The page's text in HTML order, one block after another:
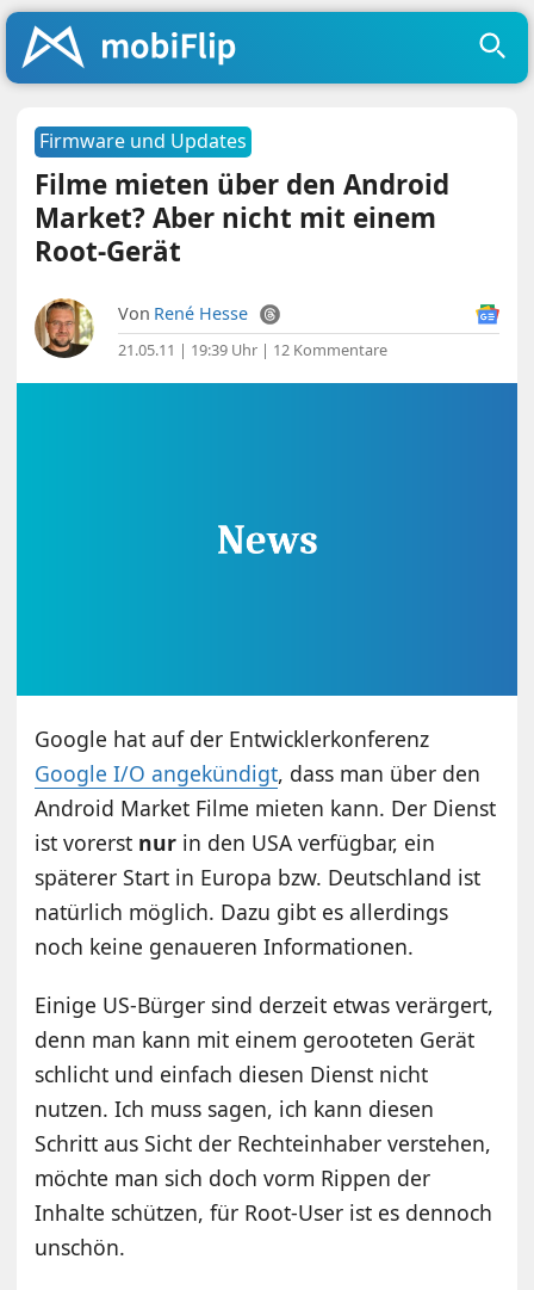
Firmware und Updates
Filme mieten über den Android
Market? Aber nicht mit einem
Root-Gerät
Von René Hesse
21.05.11 | 19:39 Uhr | 12 Kommentare
Google hat auf der Entwicklerkonferenz
Google I/O angekündigt, dass man über den
Android Market Filme mieten kann. Der Dienst
ist vorerst nur in den USA verfügbar, ein
späterer Start in Europa bzw. Deutschland ist
natürlich möglich. Dazu gibt es allerdings
noch keine genaueren Informationen.
Einige US-Bürger sind derzeit etwas verärgert,
denn man kann mit einem gerooteten Gerät
schlicht und einfach diesen Dienst nicht
nutzen. Ich muss sagen, ich kann diesen
Schritt aus Sicht der Rechteinhaber verstehen,
möchte man sich doch vorm Rippen der
Inhalte schützen, für Root-User ist es dennoch
unschön.